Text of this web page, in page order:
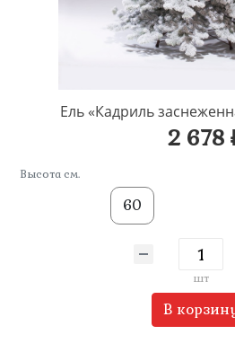
Ель «Кадриль
2 678
Высота см.
60
шт
В